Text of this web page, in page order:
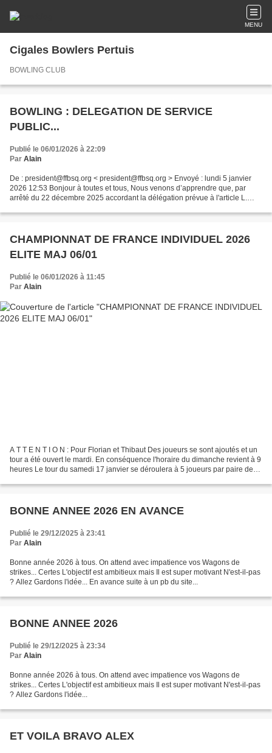
MENU
Cigales Bowlers Pertuis
BOWLING CLUB
BOWLING : DELEGATION DE SERVICE
PUBLIC...
Publié le 06/01/2026 à 22:09
Par Alain
De : president@ffbsq.org < president@ffbsq.org > Envoyé : lundi 5 janvier
2026 12:53 Bonjour à toutes et tous, Nous venons d’apprendre que, par
arrêté du 22 décembre 2025 accordant la délégation prévue à l'article L.
CHAMPIONNAT DE FRANCE INDIVIDUEL 2026
ELITE MAJ 06/01
Publié le 06/01/2026 à 11:45
Par Alain
A T T E N T I O N : Pour Florian et Thibaut Des joueurs se sont ajoutés et un
tour a été ouvert le mardi. En conséquence l'horaire du dimanche revient à 9
heures Le tour du samedi 17 janvier se déroulera à 5 joueurs par paire de
BONNE ANNEE 2026 EN AVANCE
Publié le 29/12/2025 à 23:41
Par Alain
Bonne année 2026 à tous. On attend avec impatience vos Wagons de
strikes... Certes L'objectif est ambitieux mais Il est super motivant N'est-il-pas
? Allez Gardons l'idée... En avance suite à un pb du site...
BONNE ANNEE 2026
Publié le 29/12/2025 à 23:34
Par Alain
Bonne année 2026 à tous. On attend avec impatience vos Wagons de
strikes... Certes L'objectif est ambitieux mais Il est super motivant N'est-il-pas
? Allez Gardons l'idée...
ET VOILA BRAVO ALEX